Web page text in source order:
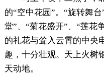
的“空中花园”。“旋转舞
堂”、“菊花盛开”、“莲
的礼花与耸入云霄的中央
趣，十分壮观。天上火树
天动地。